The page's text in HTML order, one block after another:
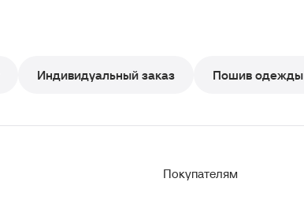
Индивидуальный заказ Пошив одежды
Покупателям